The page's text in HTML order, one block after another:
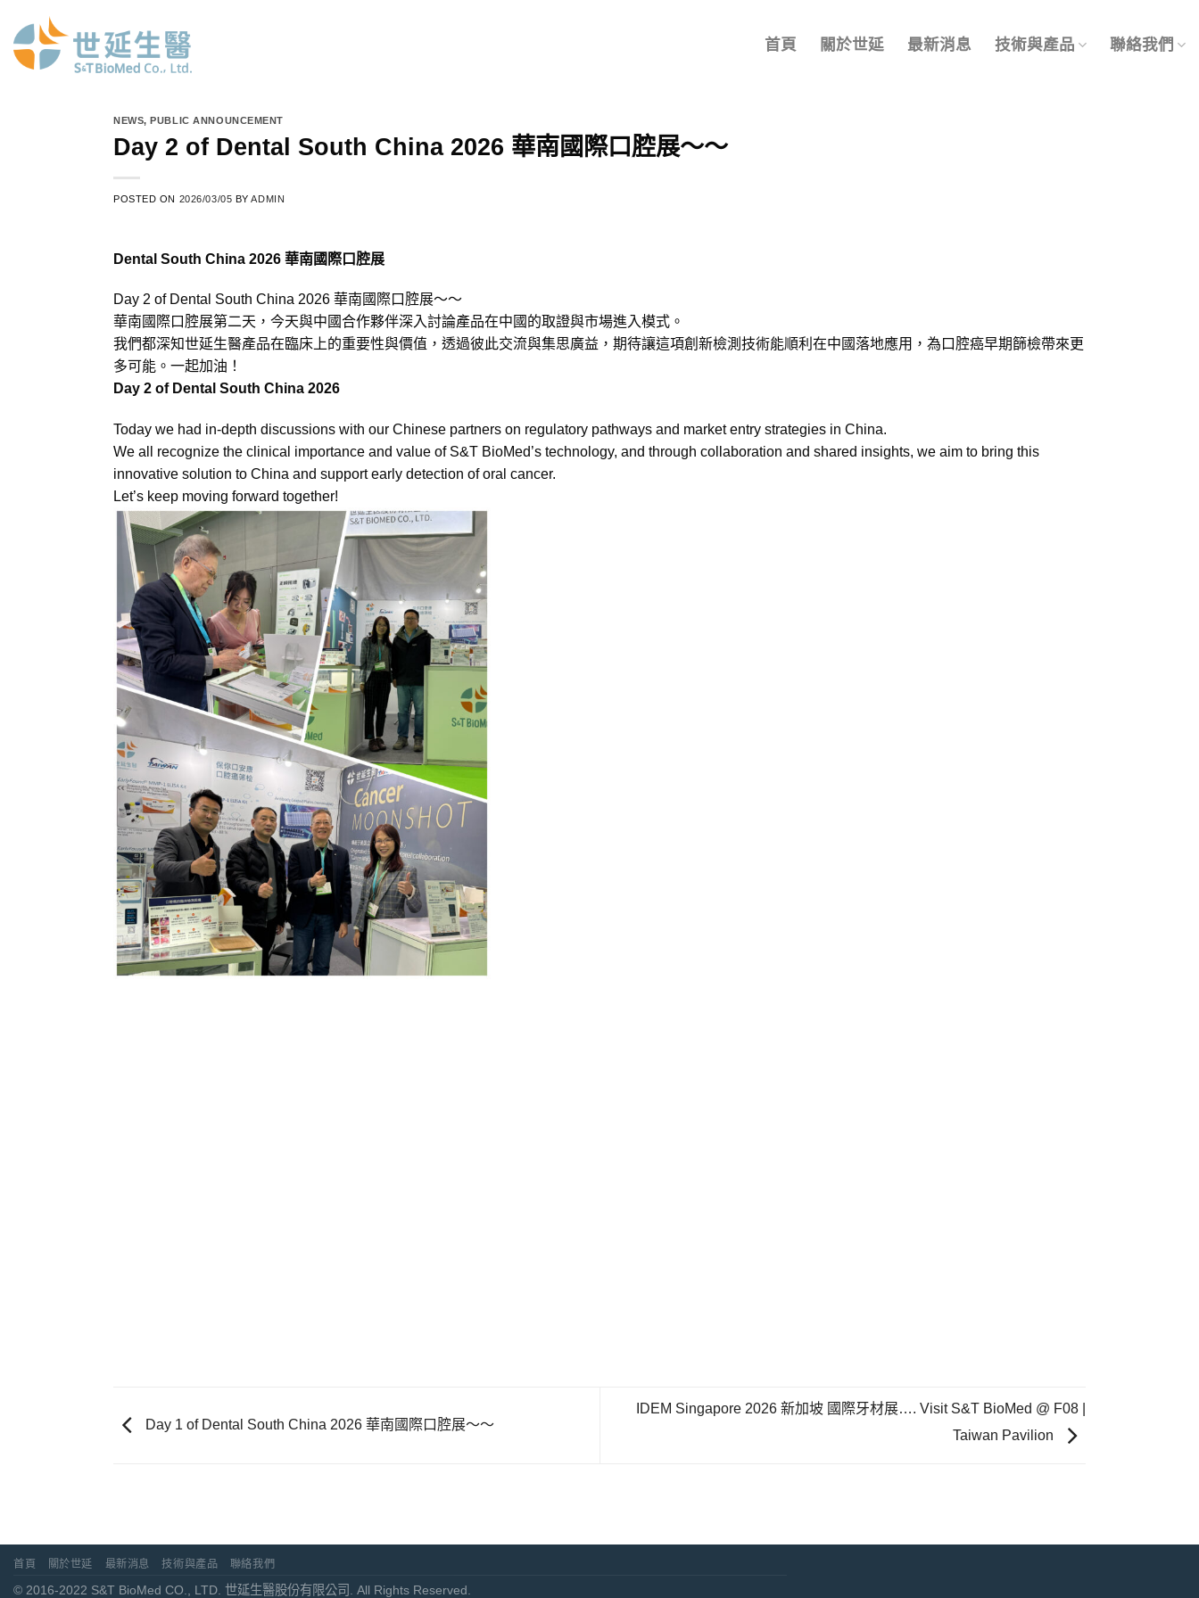
content
首頁 關於世延 最新消息 技術與產品 聯絡我們
NEWS,PUBLIC ANNOUNCEMENT
Day 2 of Dental South China 2026 華南國際口腔展～～
POSTED ON 2026/03/05 BYADMIN
Dental South China 2026 華南國際口腔展
Day 2 of Dental South China 2026 華南國際口腔展～～
華南國際口腔展第二天，今天與中國合作夥伴深入討論產品在中國的取證與市場進入模式。
我們都深知世延生醫產品在臨床上的重要性與價值，透過彼此交流與集思廣益，期待讓這項創新檢測技術能順利在中國落地應用，為口腔癌早期篩檢帶來更
多可能。一起加油！
Day 2 of Dental South China 2026
Today we had in-depth discussions with our Chinese partners on regulatory pathways and market entry strategies in China.
We all recognize the clinical importance and value of S&T BioMed’s technology, and through collaboration and shared insights, we aim to bring this
innovative solution to China and support early detection of oral cancer.
Let’s keep moving forward together!
Day 1 of Dental South China 2026 華南國際口腔展～～
IDEM Singapore 2026 新加坡 國際牙材展…. Visit S&T BioMed @ F08 |
Taiwan Pavilion
首頁 關於世延 最新消息 技術與產品 聯絡我們
© 2016-2022 S&T BioMed CO., LTD. 世延生醫股份有限公司. All Rights Reserved.